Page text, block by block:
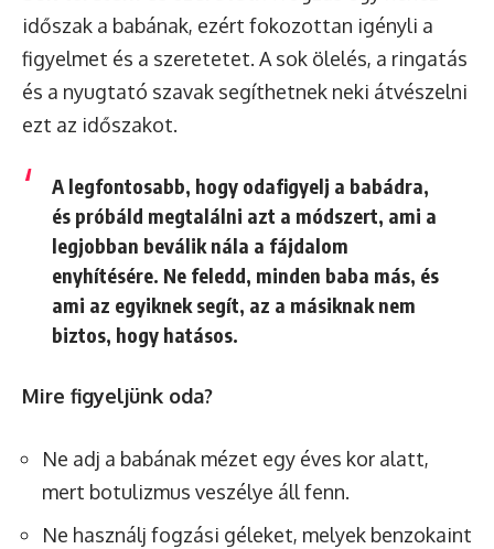
időszak a babának, ezért fokozottan igényli a
figyelmet és a szeretetet. A sok ölelés, a ringatás
és a nyugtató szavak segíthetnek neki átvészelni
ezt az időszakot.
A legfontosabb, hogy odafigyelj a babádra,
és próbáld megtalálni azt a módszert, ami a
legjobban beválik nála a fájdalom
enyhítésére. Ne feledd, minden baba más, és
ami az egyiknek segít, az a másiknak nem
biztos, hogy hatásos.
Mire figyeljünk oda?
Ne adj a babának mézet egy éves kor alatt,
mert botulizmus veszélye áll fenn.
Ne használj fogzási géleket, melyek benzokaint